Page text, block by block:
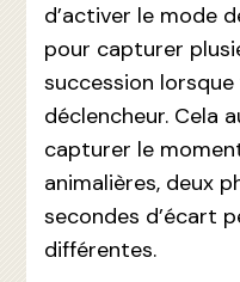
d’activer le mode
pour capturer
succession
déclencheur. Cela
capturer le
animalières, deux
secondes d’écart
différentes.